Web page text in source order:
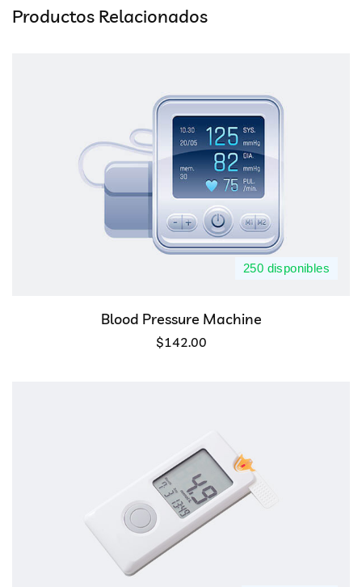
Productos Relacionados
250 disponibles
Blood Pressure Machine
$142.00